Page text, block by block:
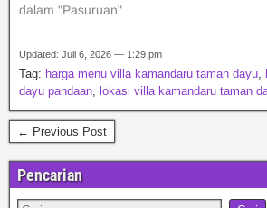
dalam "Pasuruan"
Updated: Juli 6, 2026 — 1:29 pm
Tag: harga menu villa kamandaru taman dayu,
dayu pandaan, lokasi villa kamandaru taman
← Previous Post
Pencarian